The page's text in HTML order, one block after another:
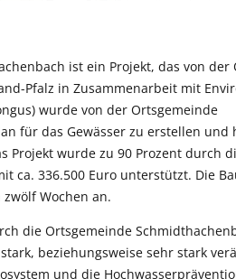
ist ein Projekt, das von der
Pfalz in Zusammenarbeit mit
wurde von der Ortsgemeinde
für das Gewässer zu erstellen und
wurde zu 90 Prozent durch
ca. 336.500 Euro unterstützt. Die
Wochen an.
die Ortsgemeinde
beziehungsweise sehr stark
und die